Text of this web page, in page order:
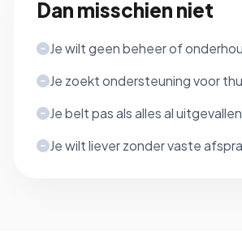
Dan misschien niet
Je wilt geen beheer of
Je zoekt ondersteuning voor
Je belt pas als alles al
Je wilt liever zonder vaste